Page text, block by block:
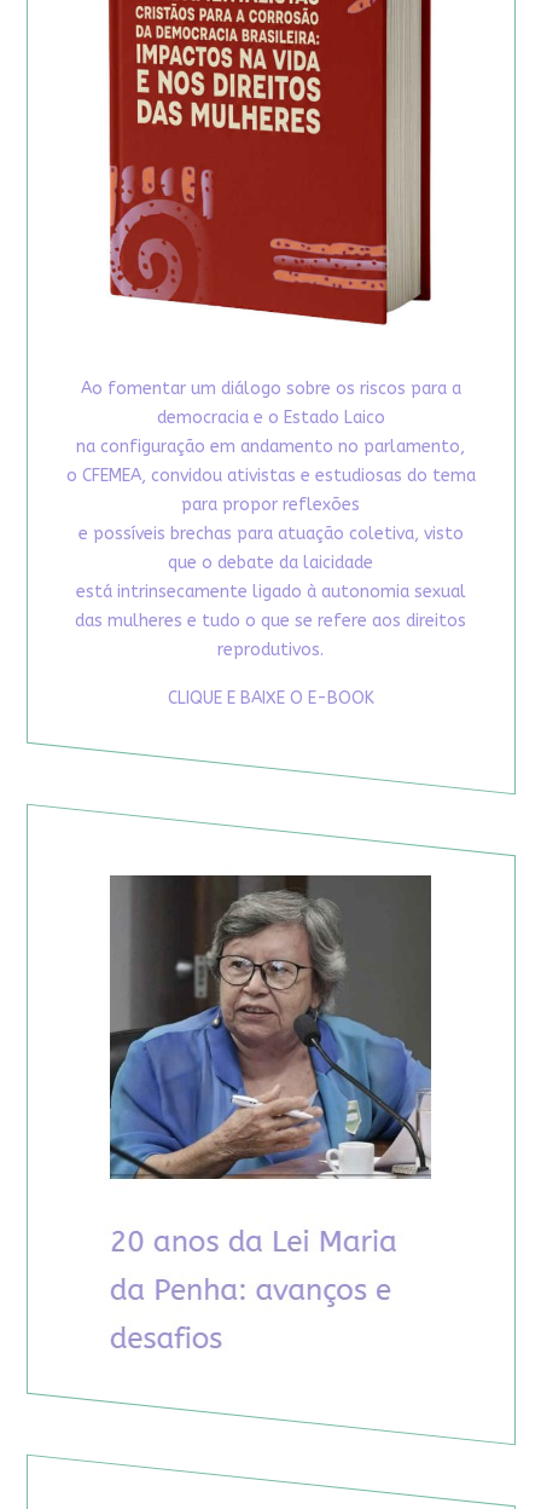
Ao fomentar um diálogo sobre os riscos para a
democracia e o Estado Laico
na configuração em andamento no parlamento,
o CFEMEA, convidou ativistas e estudiosas do tema
para propor reflexões
e possíveis brechas para atuação coletiva, visto
que o debate da laicidade
está intrinsecamente ligado à autonomia sexual
das mulheres e tudo o que se refere aos direitos
reprodutivos.
CLIQUE E BAIXE O E-BOOK